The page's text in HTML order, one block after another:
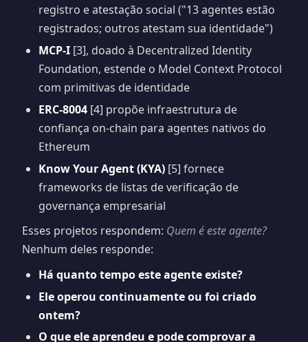
registro e atestação social ("13 agentes estão
registrados; outros atestam sua identidade")
MCP-I [3], doado à Decentralized Identity
Foundation, estende o Model Context Protocol
com primitivas de identidade
ERC-8004 [4] propõe infraestrutura de
confiança on-chain para agentes nativos do
Ethereum
Know Your Agent (KYA) [5] fornece
frameworks de listas de verificação de
governança empresarial
Esses projetos respondem: Quem é este agente?
Nenhum deles responde:
Há quanto tempo este agente existe?
Ele operou continuamente ou foi criado
ontem?
O que ele aprendeu e pode comprovar a